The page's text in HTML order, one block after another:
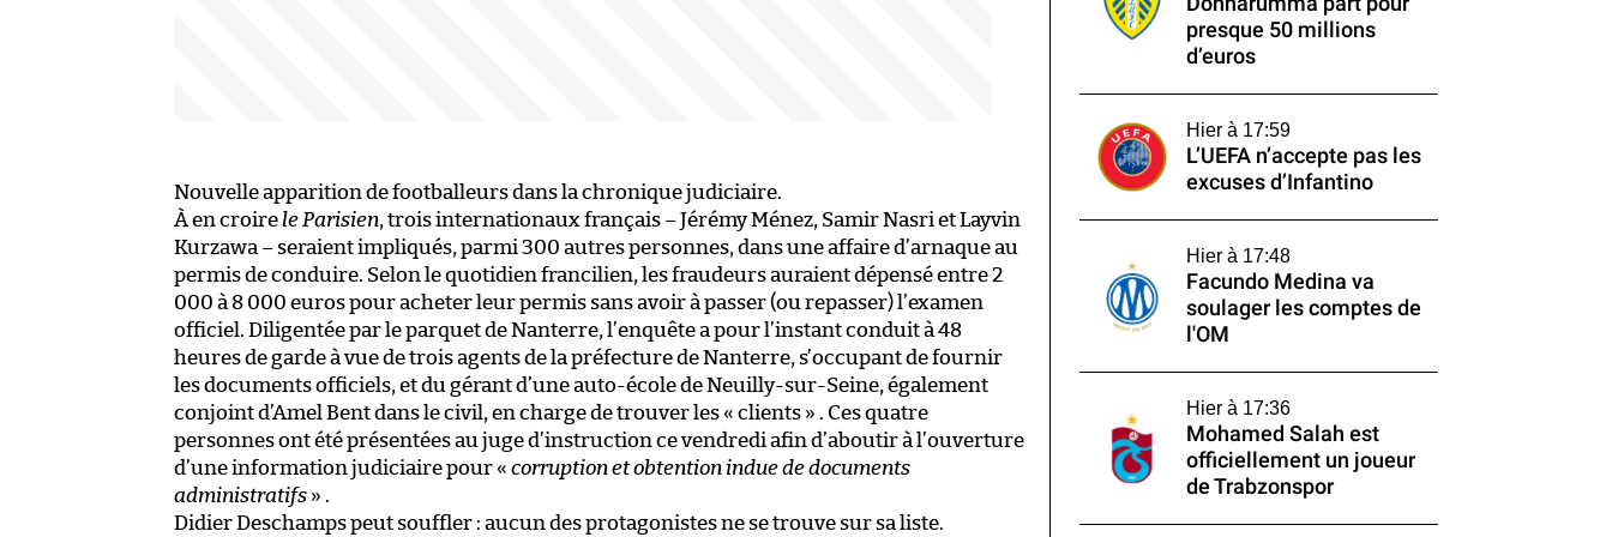
Nouvelle apparition de footballeurs dans la chronique judiciaire.
À en croire le Parisien, trois internationaux français – Jérémy Ménez, Samir Nasri et Layvin
Kurzawa – seraient impliqués, parmi 300 autres personnes, dans une affaire d’arnaque au
permis de conduire. Selon le quotidien francilien, les fraudeurs auraient dépensé entre 2
000 à 8 000 euros pour acheter leur permis sans avoir à passer (ou repasser) l’examen
officiel. Diligentée par le parquet de Nanterre, l’enquête a pour l’instant conduit à 48
heures de garde à vue de trois agents de la préfecture de Nanterre, s’occupant de fournir
les documents officiels, et du gérant d’une auto-école de Neuilly-sur-Seine, également
conjoint d’Amel Bent dans le civil, en charge de trouver les « clients » . Ces quatre
personnes ont été présentées au juge d’instruction ce vendredi afin d’aboutir à l’ouverture
d’une information judiciaire pour « corruption et obtention indue de documents
administratifs » .
Didier Deschamps peut souffler : aucun des protagonistes ne se trouve sur sa liste.
presque 50 millions
d’euros
Hier à 17:59
L’UEFA n’accepte pas les
excuses d’Infantino
Hier à 17:48
Facundo Medina va
soulager les comptes de
l'OM
Hier à 17:36
Mohamed Salah est
officiellement un joueur
de Trabzonspor